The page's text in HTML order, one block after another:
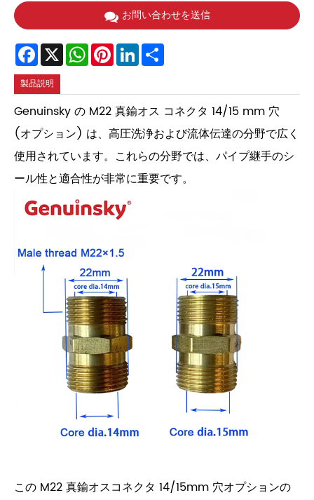
お問い合わせを送信
Facebook
X WhatsAppPinterestLinkedIn
製品説明
Genuinsky の M22 真鍮オス コネクタ 14/15 mm 穴
(オプション) は、高圧洗浄および流体伝達の分野で広く
使用されています。これらの分野では、パイプ継手のシ
ール性と適合性が非常に重要です。
この M22 真鍮オスコネクタ 14/15mm 穴オプションの